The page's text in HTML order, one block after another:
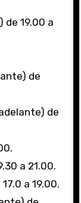
de 19.00 a
de
de
a 21.00.
a 19.00.